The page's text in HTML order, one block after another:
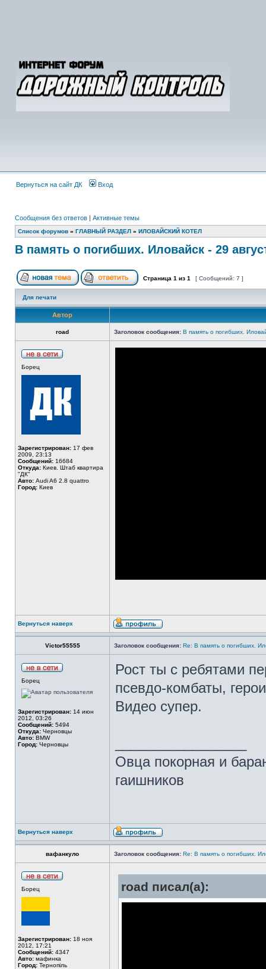
Вернуться на сайт ДК Вход
Сообщения без ответов | Активные темы
Список форумов » ГЛАВНЫЙ РАЗДЕЛ » ИЛОВАЙСКИЙ КОТЕЛ
В память о погибших. Иловайск - 29
Страница 1 из 1 [ Сообщений: 7 ]
Для печати
Автор
road Заголовок сообщения: В память о погибших.
Борец
Зарегистрирован: 17 фев
2009, 23:13
Сообщений: 16684
Откуда: Киев. Штаб квартира
"ДК"
Авто: Audi A6 2.8 quattro
Город: Киев
Вернуться наверх
Victor55555 Заголовок сообщения: Re: В память о погибших.
Борец
Зарегистрирован: 14 июн
2012, 03:26
Сообщений: 5494
Откуда: Черновцы
Авто: BMW
Город: Черновцы
Рост ты с ребятами
псевдо-комбаты,
Видео супер.
Овца покорная и
гаишников
Вернуться наверх
вафанкуло Заголовок сообщения: Re: В память о погибших.
Борец
Зарегистрирован: 18 ноя
2012, 17:21
Сообщений: 4347
Авто: мафинка
Город: Тернопіль
road писал(а):